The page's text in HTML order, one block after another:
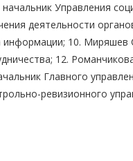
Управления
деятельности
информации; 10.
12.
Главного
ревизионного